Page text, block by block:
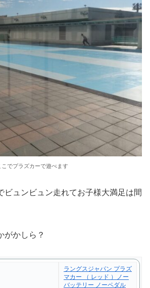
でプラズカーで遊べます
ビュンビュン走れてお子様大満足は間
がかしら？
ラングスジャパン プラズ
マカー （ レッド ）ノー
バッテリー ノーペダル